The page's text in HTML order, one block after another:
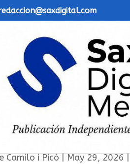
día, Tralará Vol. 37
Camilo i Picó May 29, 2026